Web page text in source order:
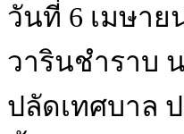
วันที่ 6 เมษาย
วารินชำราบ
ปลัดเทศบาล